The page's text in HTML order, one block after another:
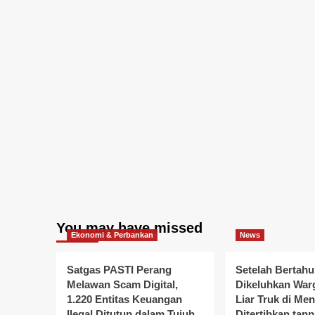
You may have missed
Ekonomi & Perbankan
Satgas PASTI Perang
Melawan Scam Digital,
1.220 Entitas Keuangan
News
Setelah
Dikeluhkan
Liar Truk di